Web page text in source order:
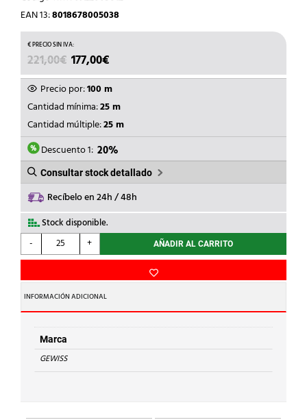
EAN 13:8018678005038
221,00€ EL
PRECIO
ORIGINAL
ERA:
221,00€.
177,00€
PRECIO
ACTUAL
ES:
177,00€.
Precio por:100 m
Cantidad mínima:25 m
Cantidad múltiple:25 m
Descuento 1: 20%
Consultar stock detallado
Recíbelo en 24h / 48h
Stock disponible.
-
GEWISS
-
COARRUG.MEDIO
NG.FK15
d.32
cantidad
+ AÑADIR AL CARRITO
INFORMACIÓN ADICIONAL
Marca
GEWISS